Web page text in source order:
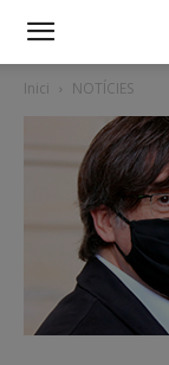
Inici NOTÍCIES